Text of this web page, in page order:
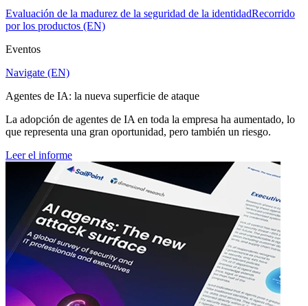
Evaluación de la madurez de la seguridad de la identidadRecorrido
por los productos (EN)
Eventos
Navigate (EN)
Agentes de IA: la nueva superficie de ataque
La adopción de agentes de IA en toda la empresa ha aumentado, lo
que representa una gran oportunidad, pero también un riesgo.
Leer el informe